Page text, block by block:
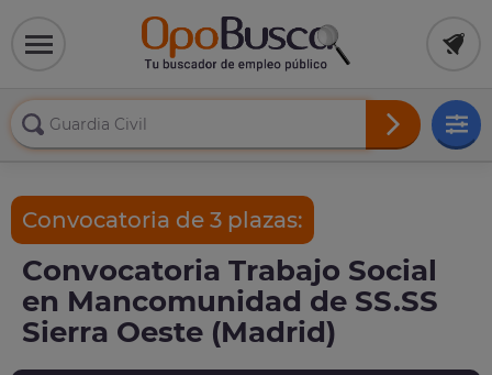
Convocatoria de 3 plazas:
Convocatoria Trabajo Social
en Mancomunidad de SS.SS
Sierra Oeste (Madrid)